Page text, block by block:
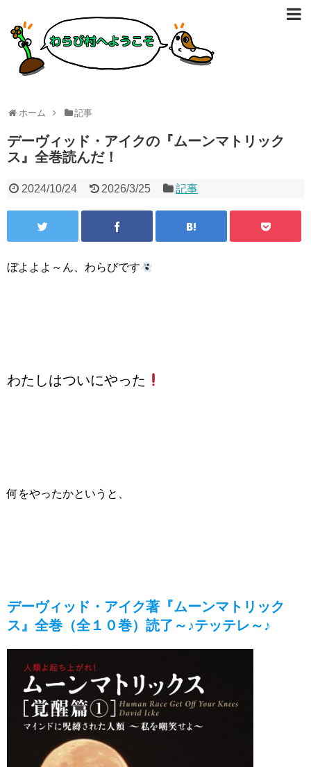
ホーム 記事
デーヴィッド・アイクの『ムーンマトリック
ス』全巻読んだ！
2024/10/24 2026/3/25 記事
ぼよよよ～ん、わらびです
わたしはついにやった
何をやったかというと、
デーヴィッド・アイク著『ムーンマトリック
ス』全巻（全１０巻）読了～♪テッテレ～♪